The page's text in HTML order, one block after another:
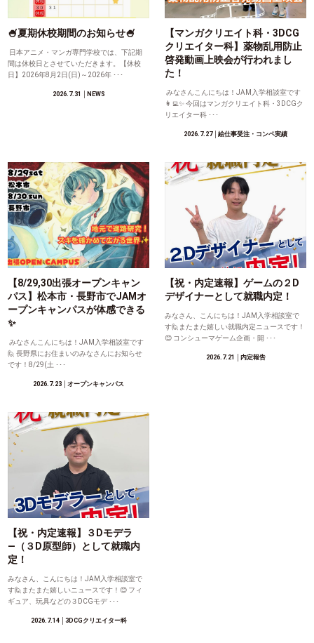
🍧夏期休校期間のお知らせ🍧
日本アニメ・マンガ専門学校では、下記期
間は休校日とさせていただきます。【休校
日】2026年8月2日(日)～2026年 ･･･
2026.7.31 │NEWS
【マンガクリエイト科・3DCG
クリエイター科】薬物乱用防止
啓発動画上映会が行われまし
た！
みなさんこんにちは！JAM入学相談室です
👩‍💻✨ 今回はマンガクリエイト科・3DCGク
リエイター科 ･･･
2026.7.27│絵仕事受注・コンペ実績
【8/29,30出張オープンキャン
パス】松本市・長野市でJAMオ
ープンキャンパスが体感できる
✨
みなさんこんにちは！JAM入学相談室です
🙋 長野県にお住まいのみなさんにお知らせ
です！8/29(土 ･･･
2026.7.23 │オープンキャンパス
【祝・内定速報】ゲームの２D
デザイナーとして就職内定！
みなさん、こんにちは！JAM入学相談室で
す🙋またまた嬉しい就職内定ニュースです！
😊 コンシューマゲーム企画・開 ･･･
2026.7.21 │内定報告
【祝・内定速報】３Dモデラ
―（３D原型師）として就職内
定！
みなさん、こんにちは！JAM入学相談室で
す🙋またまた嬉しいニュースです！😊 フィ
ギュア、玩具などの３DCGモデ ･･･
2026.7.14│3DCGクリエイター科